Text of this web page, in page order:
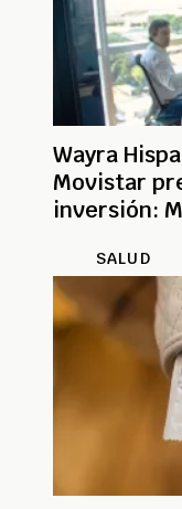
Wayra
Movistar
inversión:
SALUD